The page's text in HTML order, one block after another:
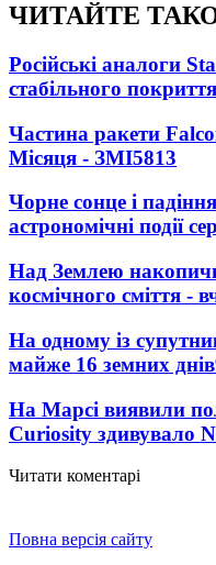
ЧИТАЙТЕ
Російські аналоги
стабільного
Частина ракети
Місяця - ЗМІ5813
Чорне сонце і
астрономічні події
Над Землею
космічного сміття -
На одному із
майже 16 земних днів
На Марсі виявили
Curiosity здивувало
Читати коментарі
Повна версія сайту